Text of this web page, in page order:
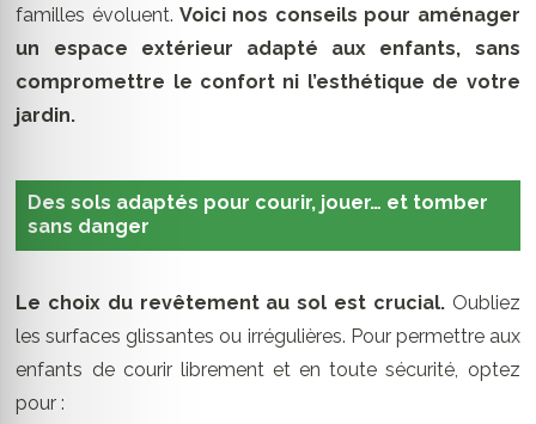
familles évoluent.Voici nos conseils pour aménager
un espace extérieur adapté aux enfants, sans
compromettre le confort ni l’esthétique de votre
jardin.
Des sols adaptés pour courir, jouer… et tomber
sans danger
Le choix du revêtement au sol est crucial.Oubliez
les surfaces glissantes ou irrégulières. Pour permettre aux
enfants de courir librement et en toute sécurité, optez
pour :